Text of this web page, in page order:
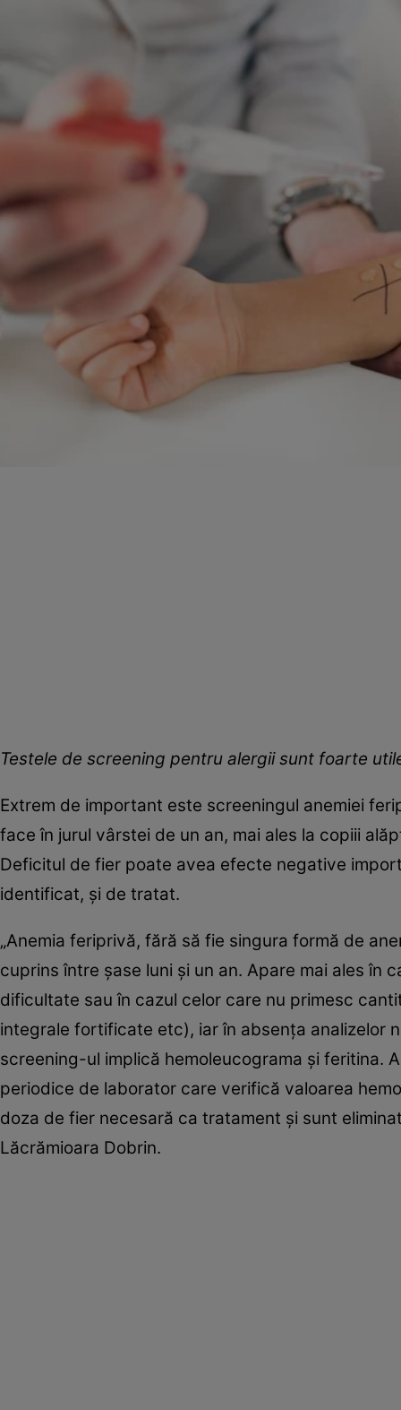
Testele de screening pentru alergii sunt foarte
Extrem de important este screeningul anemiei
face în jurul vârstei de un an, mai ales la copiii
Deficitul de fier poate avea efecte negative
identificat, și de tratat.
„Anemia feriprivă, fără să fie singura formă de
cuprins între șase luni și un an. Apare mai ales
dificultate sau în cazul celor care nu primesc
integrale fortificate etc), iar în absența analizelor
screening-ul implică hemoleucograma și feritina.
periodice de laborator care verifică valoarea
doza de fier necesară ca tratament și sunt
Lăcrămioara Dobrin.